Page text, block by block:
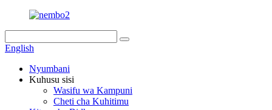
English
Nyumbani
Kuhusu sisi
Wasifu wa Kampuni
Cheti cha Kuhitimu